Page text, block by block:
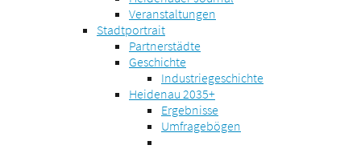
Veranstaltungen
Stadtportrait
Partnerstädte
Geschichte
Industriegeschichte
Heidenau 2035+
Ergebnisse
Umfragebögen